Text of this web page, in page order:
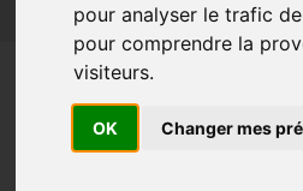
pour analyser le trafic
pour comprendre la
visiteurs.
OK Changer mes
Partenaires
Contact adhésion
La Course du
Lenormand : un